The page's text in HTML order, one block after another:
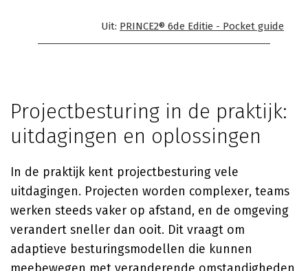
Uit: PRINCE2® 6de Editie - Pocket guide
Projectbesturing in de praktijk:
uitdagingen en oplossingen
In de praktijk kent projectbesturing vele
uitdagingen. Projecten worden complexer, teams
werken steeds vaker op afstand, en de omgeving
verandert sneller dan ooit. Dit vraagt om
adaptieve besturingsmodellen die kunnen